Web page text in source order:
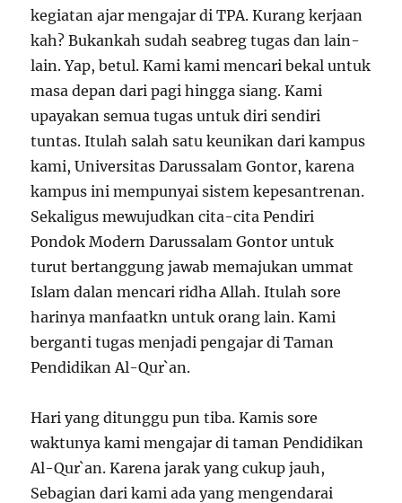
kegiatan ajar mengajar di TPA. Kurang kerjaan
kah? Bukankah sudah seabreg tugas dan lain-
lain. Yap, betul. Kami kami mencari bekal untuk
masa depan dari pagi hingga siang. Kami
upayakan semua tugas untuk diri sendiri
tuntas. Itulah salah satu keunikan dari kampus
kami, Universitas Darussalam Gontor, karena
kampus ini mempunyai sistem kepesantrenan.
Sekaligus mewujudkan cita-cita Pendiri
Pondok Modern Darussalam Gontor untuk
turut bertanggung jawab memajukan ummat
Islam dalan mencari ridha Allah. Itulah sore
harinya manfaatkn untuk orang lain. Kami
berganti tugas menjadi pengajar di Taman
Pendidikan Al-Qur`an.
Hari yang ditunggu pun tiba. Kamis sore
waktunya kami mengajar di taman Pendidikan
Al-Qur`an. Karena jarak yang cukup jauh,
Sebagian dari kami ada yang mengendarai